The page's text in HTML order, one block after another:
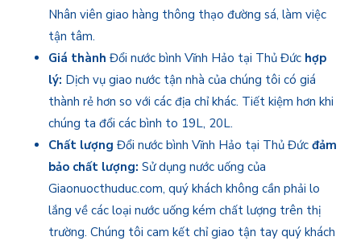
Nhân viên giao hàng thông thạo đường sá, làm việc
tận tâm.
Giá thành Đổi nước bình Vĩnh Hảo tại Thủ Đức hợp
lý: Dịch vụ giao nước tận nhà của chúng tôi có giá
thành rẻ hơn so với các địa chỉ khác. Tiết kiệm hơn khi
chúng ta đổi các bình to 19L, 20L.
Chất lượng Đổi nước bình Vĩnh Hảo tại Thủ Đức đảm
bảo chất lượng: Sử dụng nước uống của
Giaonuocthuduc.com, quý khách không cần phải lo
lắng về các loại nước uống kém chất lượng trên thị
trường. Chúng tôi cam kết chỉ giao tận tay quý khách